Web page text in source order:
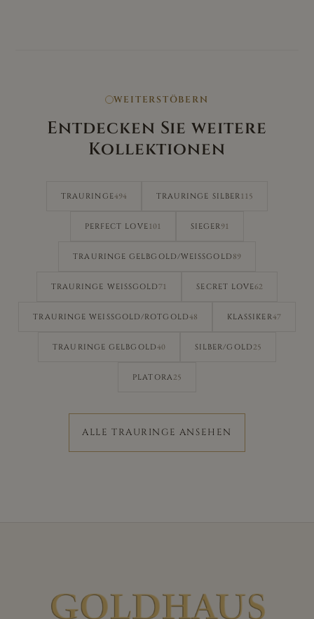
WEITERSTÖBERN
Entdecken Sie weitere
Kollektionen
TRAURINGE494 TRAURINGE SILBER 115
PERFECT LOVE 101 SIEGER91
TRAURINGE GELBGOLD/WEISSGOLD 89
TRAURINGE WEISSGOLD 71 SECRET LOVE62
TRAURINGE WEISSGOLD/ROTGOLD 48 KLASSIKER47
TRAURINGE GELBGOLD40 SILBER/GOLD 25
PLATORA25
ALLE TRAURINGE ANSEHEN